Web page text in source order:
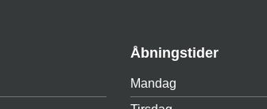
Åbningstider
Mandag